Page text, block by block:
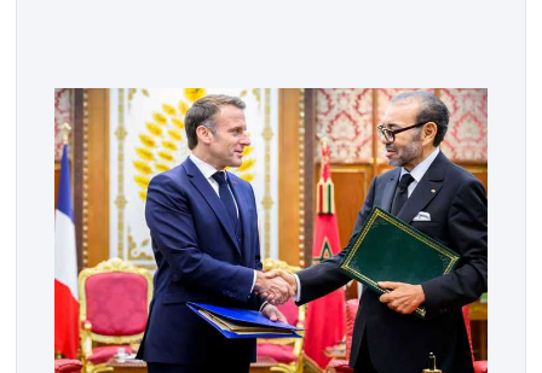
الافريقي والمغاربة المقيمين بالخارج، ناصر بوريطة، ونائب
رئيس جمهورية كولومبيا، خوسيه مانويل ريستريبو، بحضور
وزير العلاقات الخارجية عمر بولا إسكوبار. وبهذه المناسبة،
أكد السيد […]